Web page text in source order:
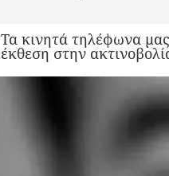
Τα κινητά τηλέφωνα
έκθεση στην